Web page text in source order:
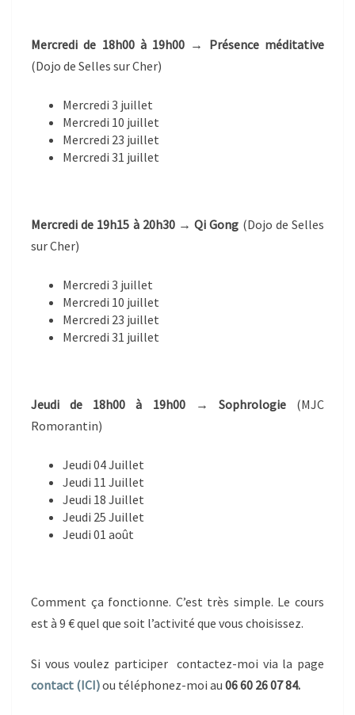
Mercredi de 18h00 à 19h00 → Présence méditative
(Dojo de Selles sur Cher)
Mercredi 3 juillet
Mercredi 10 juillet
Mercredi 23 juillet
Mercredi 31 juillet
Mercredi de 19h15 à 20h30 → Qi Gong (Dojo de Selles
sur Cher)
Mercredi 3 juillet
Mercredi 10 juillet
Mercredi 23 juillet
Mercredi 31 juillet
Jeudi de 18h00 à 19h00 → Sophrologie(MJC
Romorantin)
Jeudi 04 Juillet
Jeudi 11 Juillet
Jeudi 18 Juillet
Jeudi 25 Juillet
Jeudi 01 août
Comment ça fonctionne. C’est très simple. Le cours
est à 9 € quel que soit l’activité que vous choisissez.
Si vous voulez participer contactez-moi via la page
contact (ICI)ou téléphonez-moi au 06 60 26 07 84.